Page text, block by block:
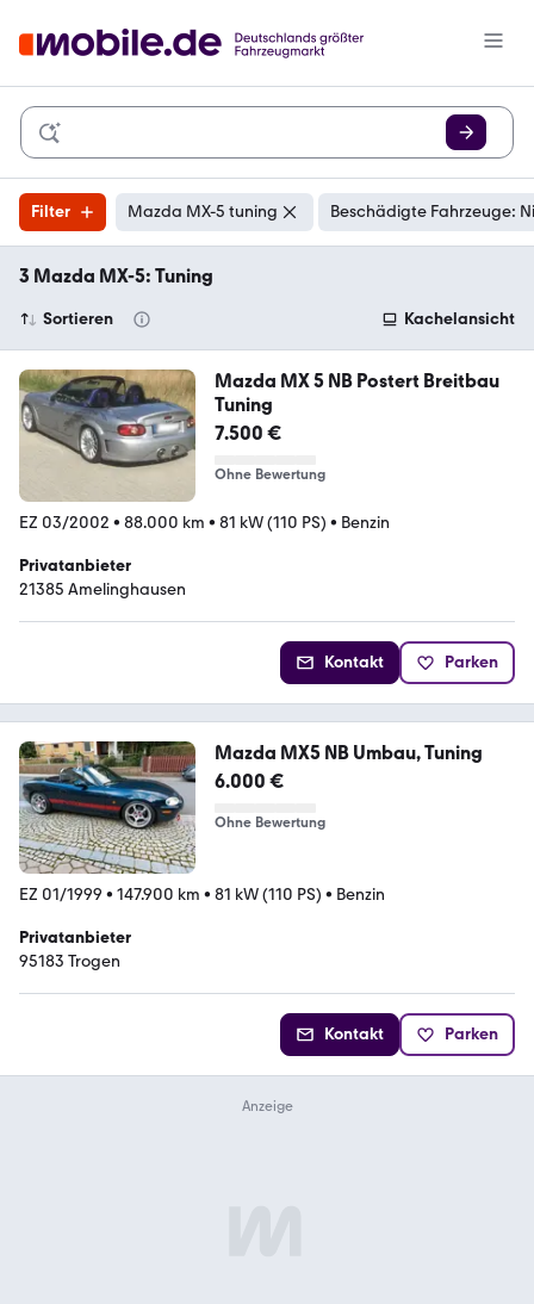
Filter Mazda MX-5 tuning Beschädigte Fahrzeuge:
3 Mazda MX-5: Tuning
Sortieren Kachelansicht
Mazda MX 5 NB Postert Breitbau
Tuning
7.500 €
Ohne Bewertung
EZ 03/2002 • 88.000 km • 81 kW (110 PS) • Benzin
Privatanbieter
21385 Amelinghausen
Kontakt Parken
Mazda MX5 NB Umbau, Tuning
6.000 €
Ohne Bewertung
EZ 01/1999 • 147.900 km • 81 kW (110 PS) • Benzin
Privatanbieter
95183 Trogen
Kontakt Parken